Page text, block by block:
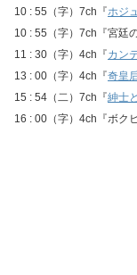
10 : 55（字）7ch『ホジ
10 : 55（字）7ch『宮廷
11 : 30（字）4ch『カン
13 : 00（字）4ch『奇皇
15 : 54（二）7ch『紳士
16 : 00（字）4ch『ボク